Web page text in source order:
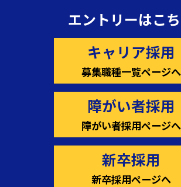
エントリーはこ
キャリア採用
募集職種一覧ページへ
障がい者採用
障がい者採用ページへ
新卒採用
新卒採用ページへ